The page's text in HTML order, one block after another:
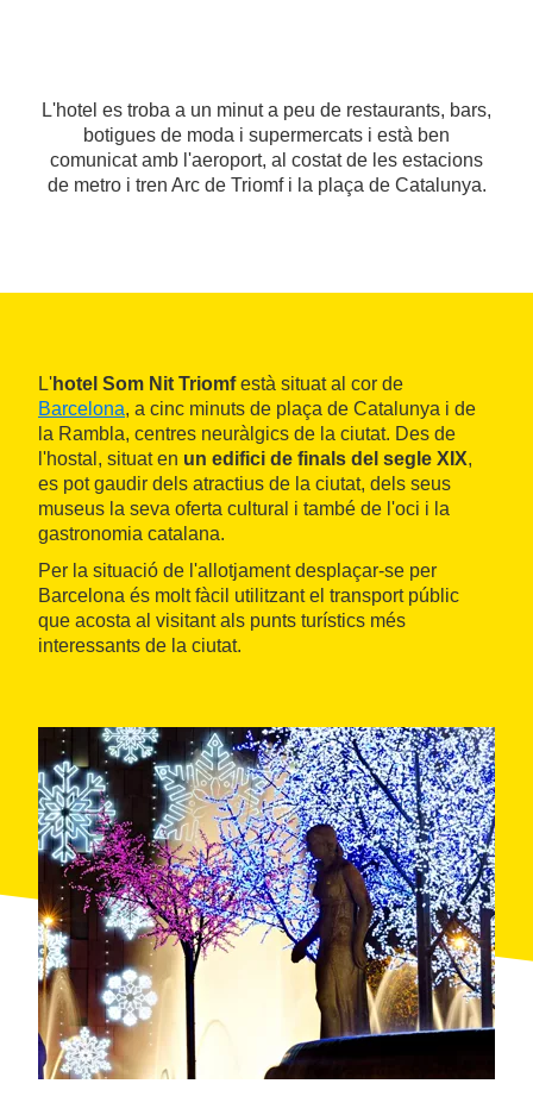
L'hotel es troba a un minut a peu de restaurants, bars,
botigues de moda i supermercats i està ben
comunicat amb l'aeroport, al costat de les estacions
de metro i tren Arc de Triomf i la plaça de Catalunya.
L'hotel Som Nit Triomfestà situat al cor de
Barcelona, a cinc minuts de plaça de Catalunya i de
la Rambla, centres neuràlgics de la ciutat. Des de
l'hostal, situat en un edifici de finals del segle XIX,
es pot gaudir dels atractius de la ciutat, dels seus
museus la seva oferta cultural i també de l'oci i la
gastronomia catalana.
Per la situació de l'allotjament desplaçar-se per
Barcelona és molt fàcil utilitzant el transport públic
que acosta al visitant als punts turístics més
interessants de la ciutat.